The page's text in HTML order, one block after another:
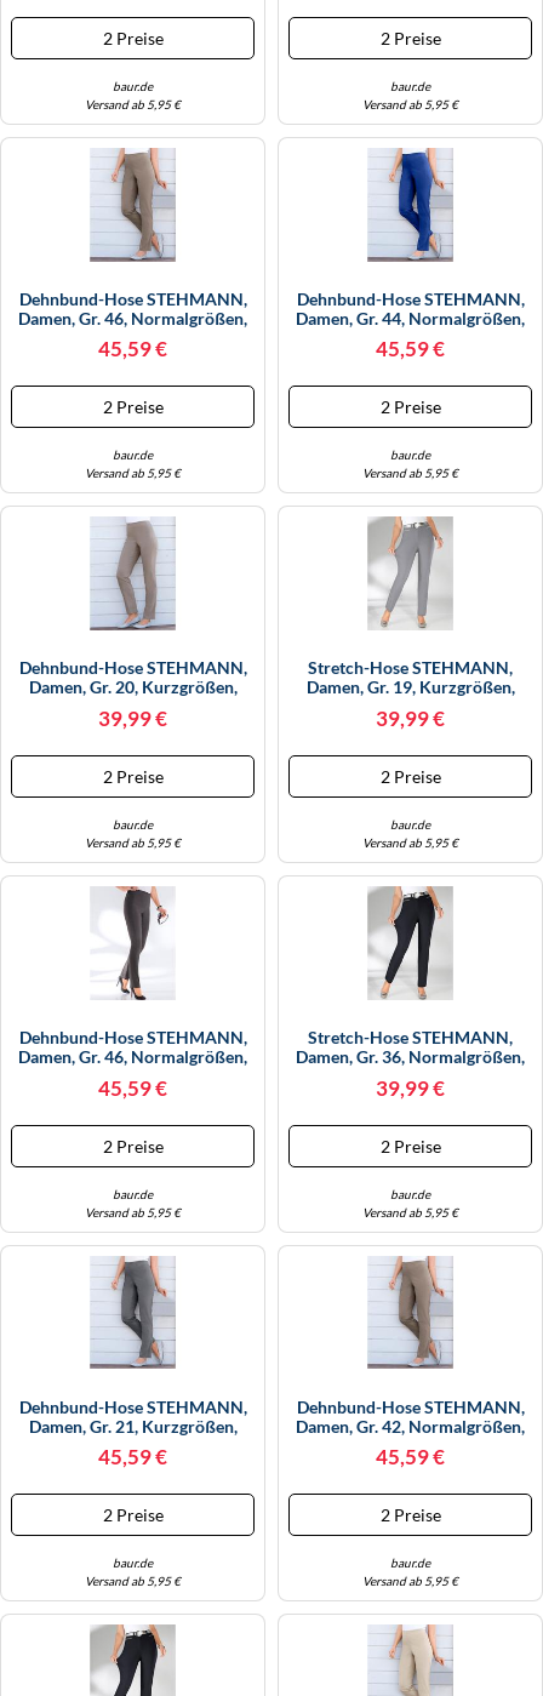
2 Preise
baur.de
Versand ab 5,95 €
2 Preise
baur.de
Versand ab 5,95 €
Dehnbund-Hose STEHMANN,
Damen, Gr. 46, Normalgrößen,
Grau (taupe), 72% Viskose, 25%
Polyamid, 3% Elasthan,
45,59 €
2 Preise
baur.de
Versand ab 5,95 €
Dehnbund-Hose STEHMANN,
Damen, Gr. 44, Normalgrößen,
Blau (royalblau), 72% Viskose,
25% Polyamid, 3% Elasthan,
Royalblau
45,59 €
2 Preise
baur.de
Versand ab 5,95 €
Dehnbund-Hose STEHMANN,
Damen, Gr. 20, Kurzgrößen,
Polyamid, 3% Elasthan,
39,99 €
2 Preise
baur.de
Versand ab 5,95 €
Stretch-Hose STEHMANN,
Damen, Gr. 19, Kurzgrößen,
Polyamid, 3% Elasthan,
39,99 €
2 Preise
baur.de
Versand ab 5,95 €
Dehnbund-Hose STEHMANN,
Damen, Gr. 46, Normalgrößen,
Polyamid, 3% Elasthan,
45,59 €
2 Preise
baur.de
Versand ab 5,95 €
Stretch-Hose STEHMANN,
Damen, Gr. 36, Normalgrößen,
Polyamid, 3% Elasthan,
Topseller (339168-36) Schwarz
39,99 €
2 Preise
baur.de
Versand ab 5,95 €
Dehnbund-Hose STEHMANN,
Damen, Gr. 21, Kurzgrößen,
Grau (grafit), 72% Viskose, 25%
Polyamid, 3% Elasthan,
45,59 €
2 Preise
baur.de
Versand ab 5,95 €
Dehnbund-Hose STEHMANN,
Damen, Gr. 42, Normalgrößen,
Grau (taupe), 72% Viskose, 25%
Polyamid, 3% Elasthan,
45,59 €
2 Preise
baur.de
Versand ab 5,95 €